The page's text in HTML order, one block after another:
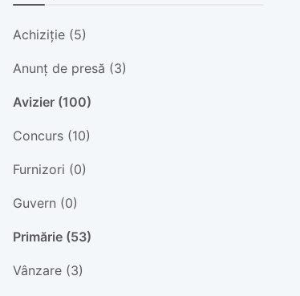
Achiziție (5)
Anunț de presă (3)
Avizier (100)
Concurs (10)
Furnizori (0)
Guvern (0)
Primărie (53)
Vânzare (3)